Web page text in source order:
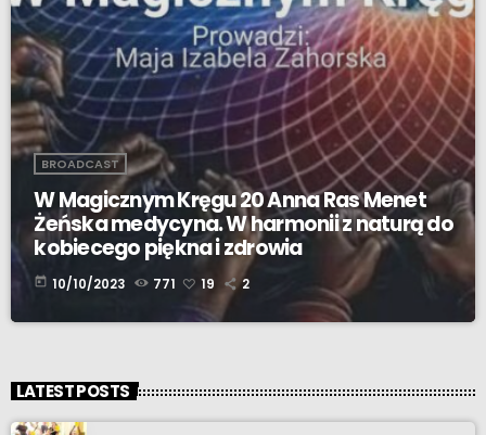
BROADCAST
W Magicznym Kręgu 20 Anna Ras Menet
Żeńska medycyna. W harmonii z naturą do
kobiecego piękna i zdrowia
today 10/10/2023 771 19 2
LATEST POSTS